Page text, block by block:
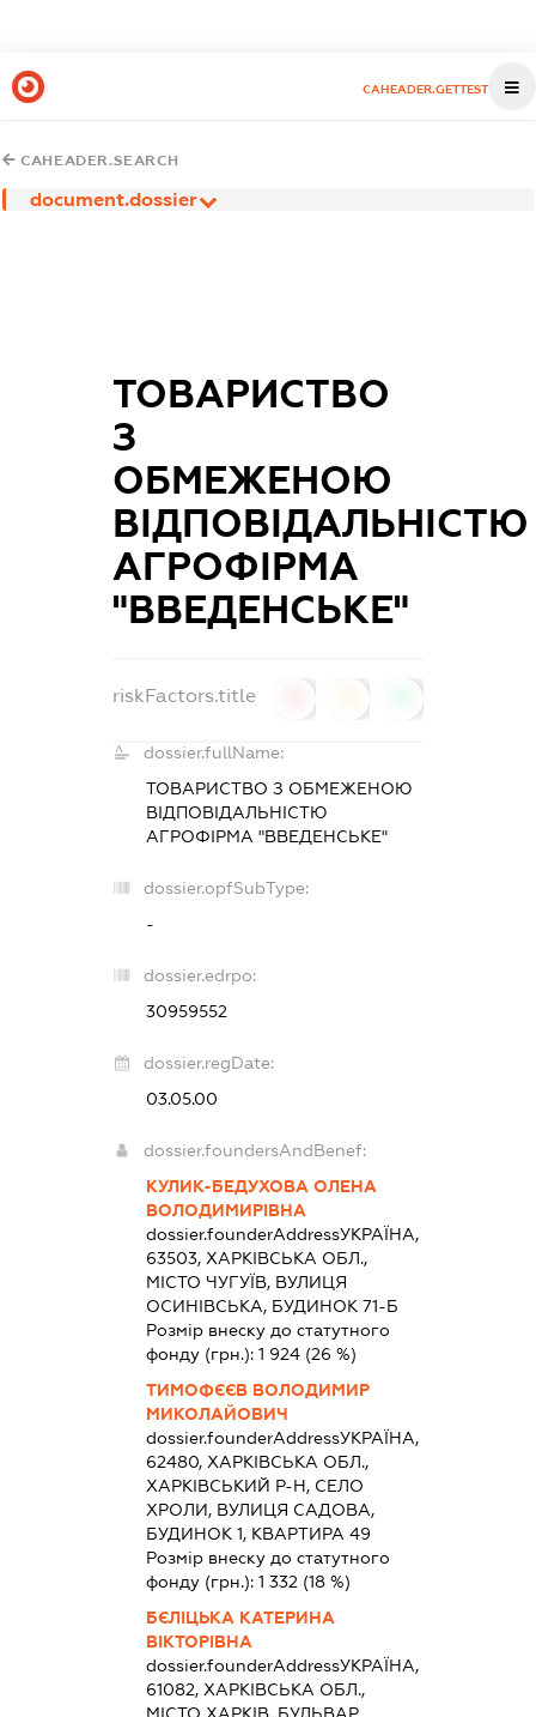
CAHEADER.GETTEST
CAHEADER.SEARCH
document.dossier
ТОВАРИСТВО
З
ОБМЕЖЕНОЮ
ВІДПОВІДАЛЬНІСТЮ
АГРОФІРМА
"ВВЕДЕНСЬКЕ"
riskFactors.title
dossier.fullName:
ТОВАРИСТВО З ОБМЕЖЕНОЮ
ВІДПОВІДАЛЬНІСТЮ
АГРОФІРМА "ВВЕДЕНСЬКЕ"
dossier.opfSubType:
-
dossier.edrpo:
30959552
dossier.regDate:
03.05.00
dossier.foundersAndBenef:
КУЛИК-БЕДУХОВА ОЛЕНА
ВОЛОДИМИРІВНА
dossier.founderAddressУКРАЇНА,
63503, ХАРКІВСЬКА ОБЛ.,
МІСТО ЧУГУЇВ, ВУЛИЦЯ
ОСИНІВСЬКА, БУДИНОК 71-Б
Розмір внеску до статутного
фонду (грн.):1 924 (26 %)
ТИМОФЄЄВ ВОЛОДИМИР
МИКОЛАЙОВИЧ
dossier.founderAddressУКРАЇНА,
62480, ХАРКІВСЬКА ОБЛ.,
ХАРКІВСЬКИЙ Р-Н, СЕЛО
ХРОЛИ, ВУЛИЦЯ САДОВА,
БУДИНОК 1, КВАРТИРА 49
Розмір внеску до статутного
фонду (грн.):1 332 (18 %)
БЄЛІЦЬКА КАТЕРИНА
ВІКТОРІВНА
dossier.founderAddressУКРАЇНА,
61082, ХАРКІВСЬКА ОБЛ.,